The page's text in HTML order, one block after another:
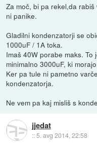
Za moč, bi pa rekel,da
ni panike.
Gladilni kondenzatorji se
1000uF / 1A toka.
Imaš 40W porabe maks.
minimalno 3000uF, ki
Ker pa tule ni pametno
kondenzatorja.
Ne vem pa kaj misliš s
jjedat
::5. avg 2014, 22:58